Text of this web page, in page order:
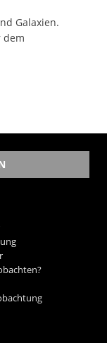
Galaxien.
dem